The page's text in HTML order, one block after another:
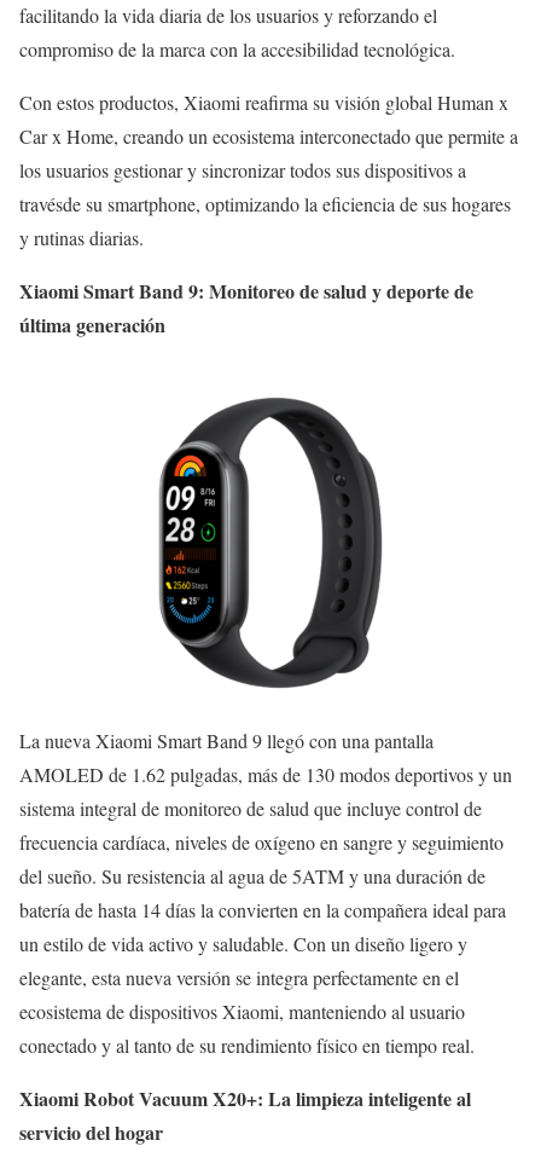
facilitando la vida diaria de los usuarios y reforzando el
compromiso de la marca con la accesibilidad tecnológica.
Con estos productos, Xiaomi reafirma su visión global Human x
Car x Home, creando un ecosistema interconectado que permite a
los usuarios gestionar y sincronizar todos sus dispositivos a
travésde su smartphone, optimizando la eficiencia de sus hogares
y rutinas diarias.
Xiaomi Smart Band 9: Monitoreo de salud y deporte de
última generación
La nueva Xiaomi Smart Band 9 llegó con una pantalla
AMOLED de 1.62 pulgadas, más de 130 modos deportivos y un
sistema integral de monitoreo de salud que incluye control de
frecuencia cardíaca, niveles de oxígeno en sangre y seguimiento
del sueño. Su resistencia al agua de 5ATM y una duración de
batería de hasta 14 días la convierten en la compañera ideal para
un estilo de vida activo y saludable. Con un diseño ligero y
elegante, esta nueva versión se integra perfectamente en el
ecosistema de dispositivos Xiaomi, manteniendo al usuario
conectado y al tanto de su rendimiento físico en tiempo real.
Xiaomi Robot Vacuum X20+: La limpieza inteligente al
servicio del hogar